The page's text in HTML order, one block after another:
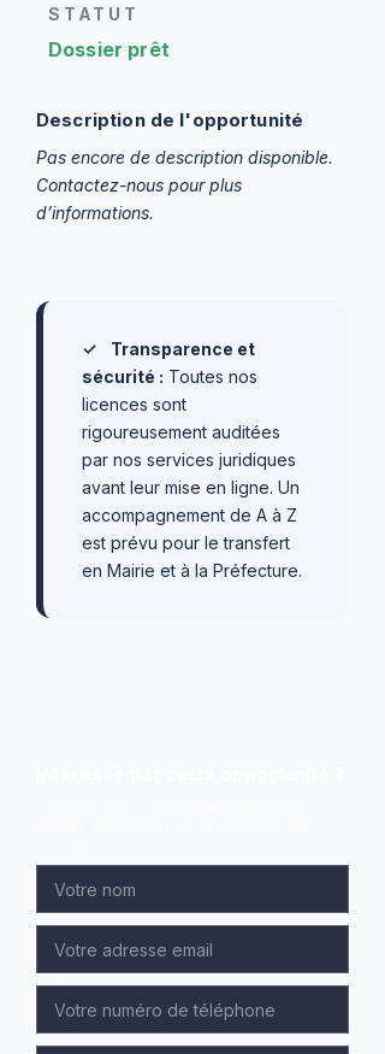
STATUT
Dossier prêt
Description de l'opportunité
Pas encore de description disponible.
Contactez-nous pour plus
d’informations.
✓
Transparence et
sécurité : Toutes nos
licences sont
rigoureusement auditées
par nos services juridiques
avant leur mise en ligne. Un
accompagnement de A à Z
est prévu pour le transfert
en Mairie et à la Préfecture.